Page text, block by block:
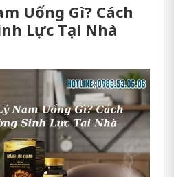
Uống Gì? Cách
Lực Tại Nhà